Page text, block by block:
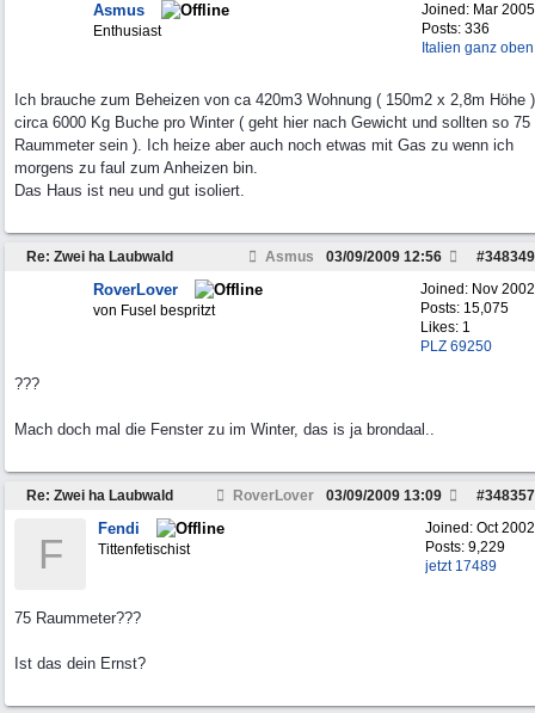
Joined: Mar 2005
Posts: 336
Italien ganz oben
Asmus
Enthusiast
Ich brauche zum Beheizen von ca 420m3 Wohnung ( 150m2 x 2,8m Höhe )
circa 6000 Kg Buche pro Winter ( geht hier nach Gewicht und sollten so 75
Raummeter sein ). Ich heize aber auch noch etwas mit Gas zu wenn ich
morgens zu faul zum Anheizen bin.
Das Haus ist neu und gut isoliert.
Re: Zwei ha Laubwald Asmus #348349
03/09/2009 12:56
Joined: Nov 2002
Posts: 15,075
Likes: 1
PLZ 69250
RoverLover
von Fusel bespritzt
???
Mach doch mal die Fenster zu im Winter, das is ja brondaal..
Re: Zwei ha Laubwald RoverLover #348357
03/09/2009 13:09
Joined: Oct 2002
Posts: 9,229
jetzt 17489
F
Fendi
Tittenfetischist
75 Raummeter???
Ist das dein Ernst?